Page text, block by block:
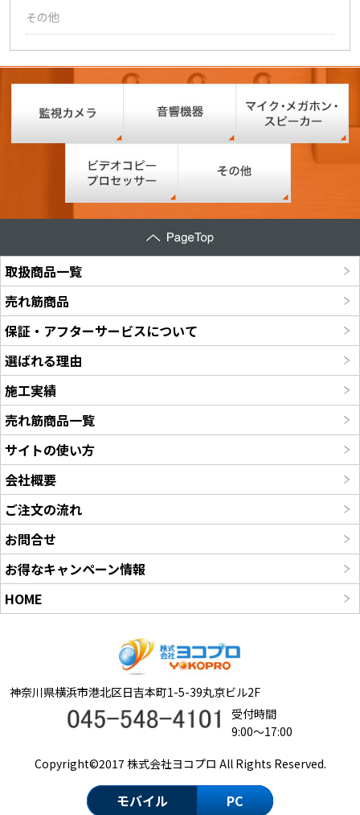
その他
取扱商品一覧
売れ筋商品
保証・アフターサービスについて
選ばれる理由
施工実績
売れ筋商品一覧
サイトの使い方
会社概要
ご注文の流れ
お問合せ
お得なキャンペーン情報
HOME
神奈川県横浜市港北区日吉本町1-5-39丸京ビル2F
受付時間
9:00～17:00
Copyright©2017 株式会社ヨコプロ All Rights Reserved.
モバイル PC